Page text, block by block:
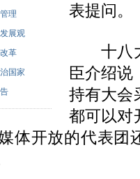
理
展观
革
国家
表提问。
十八大
臣介绍说
持有大会
都可以对
体开放的代表团